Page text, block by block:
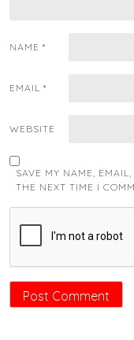
NAME *
EMAIL *
WEBSITE
SAVE MY NAME,
THE NEXT TIME I